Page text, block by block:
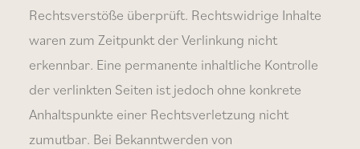
Rechtsverstöße überprüft. Rechtswidrige Inhalte
waren zum Zeitpunkt der Verlinkung nicht
erkennbar. Eine permanente inhaltliche Kontrolle
der verlinkten Seiten ist jedoch ohne konkrete
Anhaltspunkte einer Rechtsverletzung nicht
zumutbar. Bei Bekanntwerden von